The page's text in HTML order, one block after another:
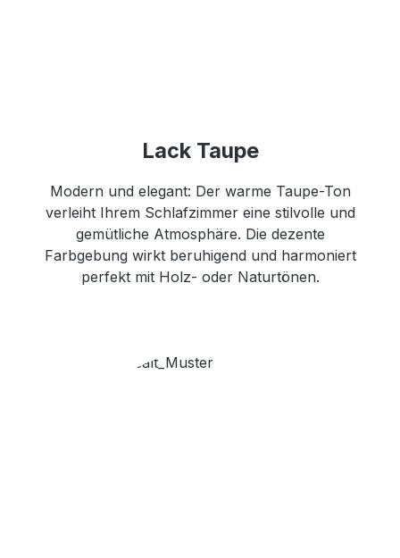
Lack Taupe
Modern und elegant: Der warme Taupe-Ton
verleiht Ihrem Schlafzimmer eine stilvolle und
gemütliche Atmosphäre. Die dezente
Farbgebung wirkt beruhigend und harmoniert
perfekt mit Holz- oder Naturtönen.